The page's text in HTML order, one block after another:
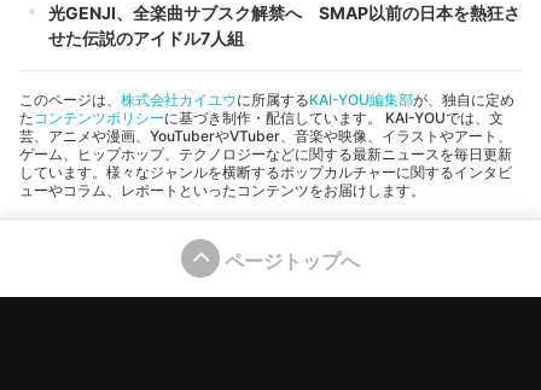
光GENJI、全楽曲サブスク解禁へ SMAP以前の日本を熱狂さ
せた伝説のアイドル7人組
このページは、 株式会社カイユウに所属するKAI-YOU編集部が、独自に定め
た コンテンツポリシーに基づき制作・配信しています。 KAI-YOUでは、文
芸、アニメや漫画、YouTuberやVTuber、音楽や映像、イラストやアート、
ゲーム、ヒップホップ、テクノロジーなどに関する最新ニュースを毎日更新
しています。様々なジャンルを横断するポップカルチャーに関するインタビ
ューやコラム、レポートといったコンテンツをお届けします。
ページトップへ